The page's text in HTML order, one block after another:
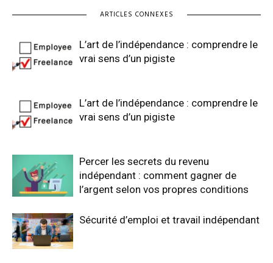
ARTICLES CONNEXES
L’art de l’indépendance : comprendre le
vrai sens d’un pigiste
L’art de l’indépendance : comprendre le
vrai sens d’un pigiste
Percer les secrets du revenu
indépendant : comment gagner de
l’argent selon vos propres conditions
Sécurité d’emploi et travail indépendant